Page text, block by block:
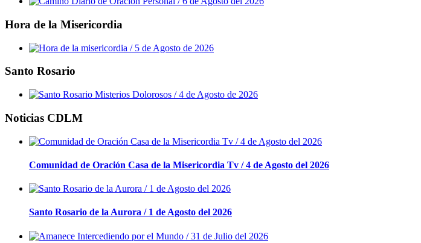
Hora de la Misericordia
Santo Rosario
Noticias CDLM
Comunidad de Oración Casa de la Misericordia Tv / 4 de Agosto del 2026
Santo Rosario de la Aurora / 1 de Agosto del 2026